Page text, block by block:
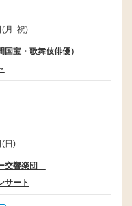
のご利用について
月･祝)
宝・歌舞伎俳優）
(日)
交響楽団
サート